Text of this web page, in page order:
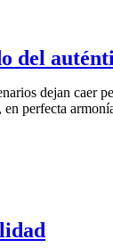
del
dejan caer
perfecta